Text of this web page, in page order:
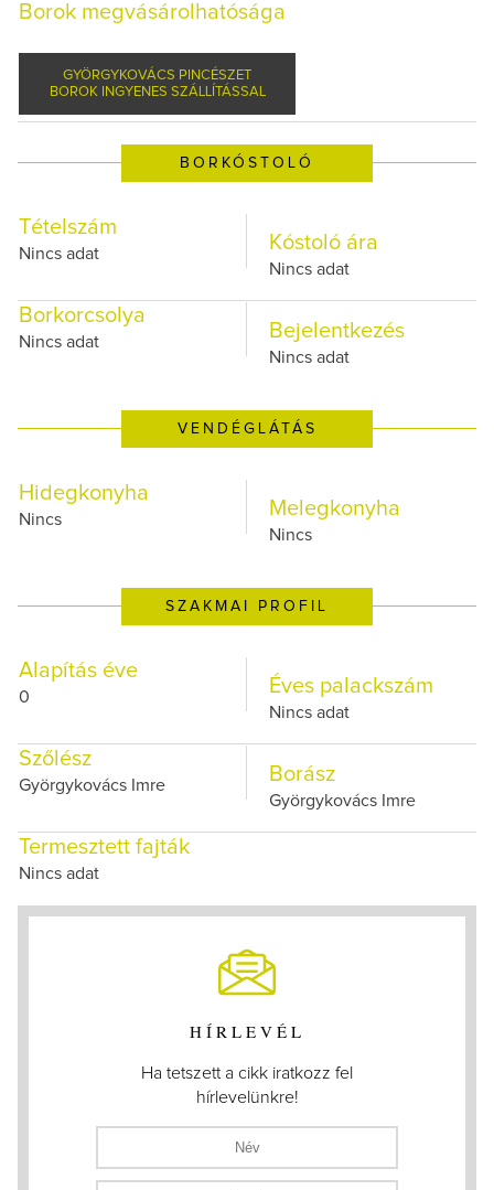
Borok megvásárolhatósága
GYÖRGYKOVÁCS PINCÉSZET
BOROK INGYENES SZÁLLÍTÁSSAL
BORKÓSTOLÓ
Tételszám
Nincs adat Kóstoló ára
Nincs adat
Borkorcsolya
Nincs adat Bejelentkezés
Nincs adat
VENDÉGLÁTÁS
Hidegkonyha
Nincs Melegkonyha
Nincs
SZAKMAI PROFIL
Alapítás éve
0 Éves palackszám
Nincs adat
Szőlész
Györgykovács Imre Borász
Györgykovács Imre
Termesztett fajták
Nincs adat
HÍRLEVÉL
Ha tetszett a cikk iratkozz fel
hírlevelünkre!